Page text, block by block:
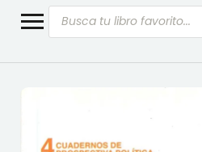
Búsqueda
de
productos